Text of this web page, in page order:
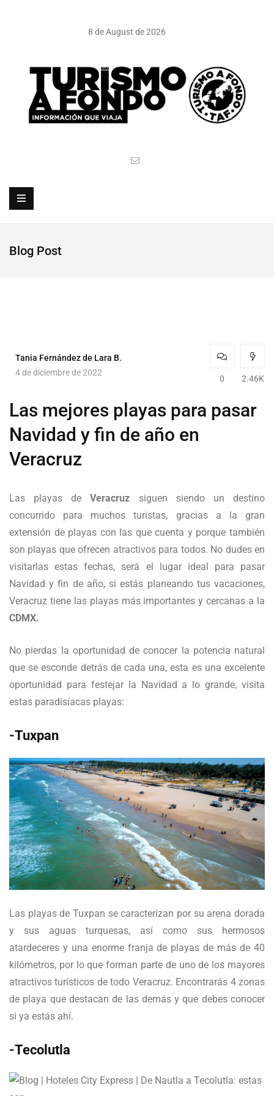
8 de August de 2026
Blog Post
Tania Fernández de Lara B.
4 de diciembre de 2022
0 2.46K
Las mejores playas para pasar
Navidad y fin de año en
Veracruz
Las playas deVeracruz siguen siendo un destino
concurrido para muchos turistas, gracias a la gran
extensión de playas con las que cuenta y porque también
son playas que ofrecen atractivos para todos. No dudes en
visitarlas estas fechas, será el lugar ideal para pasar
Navidad y fin de año, si estás planeando tus vacaciones,
Veracruz tiene las playas más importantes y cercanas a la
CDMX.
No pierdas la oportunidad de conocer la potencia natural
que se esconde detrás de cada una, esta es una excelente
oportunidad para festejar la Navidad a lo grande, visita
estas paradisíacas playas:
-Tuxpan
Las playas de Tuxpan se caracterizan por su arena dorada
y sus aguas turquesas, así como sus hermosos
atardeceres y una enorme franja de playas de más de 40
kilómetros, por lo que forman parte de uno de los mayores
atractivos turísticos de todo Veracruz. Encontrarás 4 zonas
de playa que destacan de las demás y que debes conocer
si ya estás ahí.
-Tecolutla